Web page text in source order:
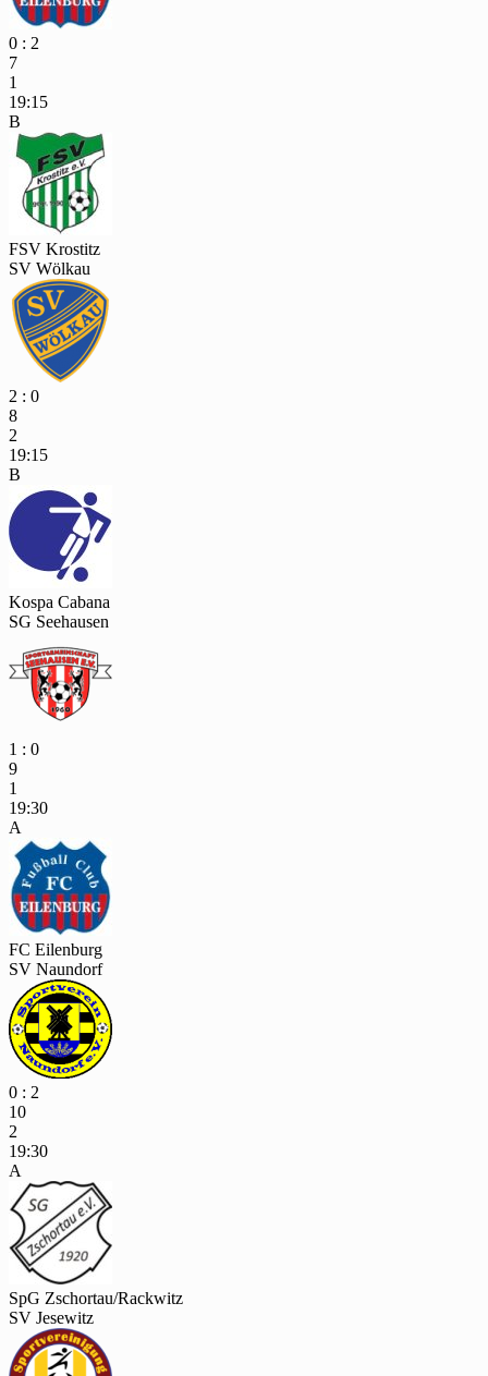
0 : 2
7
1
19:15
B
FSV Krostitz
SV Wölkau
2 : 0
8
2
19:15
B
Kospa Cabana
SG Seehausen
1 : 0
9
1
19:30
A
FC Eilenburg
SV Naundorf
0 : 2
10
2
19:30
A
SpG Zschortau/Rackwitz
SV Jesewitz